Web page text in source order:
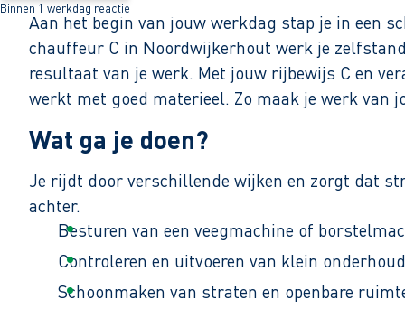
Binnen 1 werkdag reactie
Aan het begin van jouw werkdag stap je in een
chauffeur C in Noordwijkerhout werk je
resultaat van je werk. Met jouw rijbewijs C en
werkt met goed materieel. Zo maak je werk van
Wat ga je doen?
Je rijdt door verschillende wijken en zorgt dat
achter.
Besturen van een veegmachine of
Controleren en uitvoeren van klein
Schoonmaken van straten en openbare